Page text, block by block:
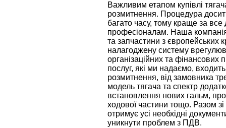
Важливим етапом купівлі
розмитнення. Процедура
багато часу, тому краще за все
професіоналам. Наша
та запчастини з європейських
налагоджену систему
організаційних та фінансових
послуг, які ми надаємо,
розмитнення, від замовника
модель тягача та спектр
встановлення нових гальм,
ходової частини тощо. Разом
отримує усі необхідні
уникнути проблем з ПДВ.